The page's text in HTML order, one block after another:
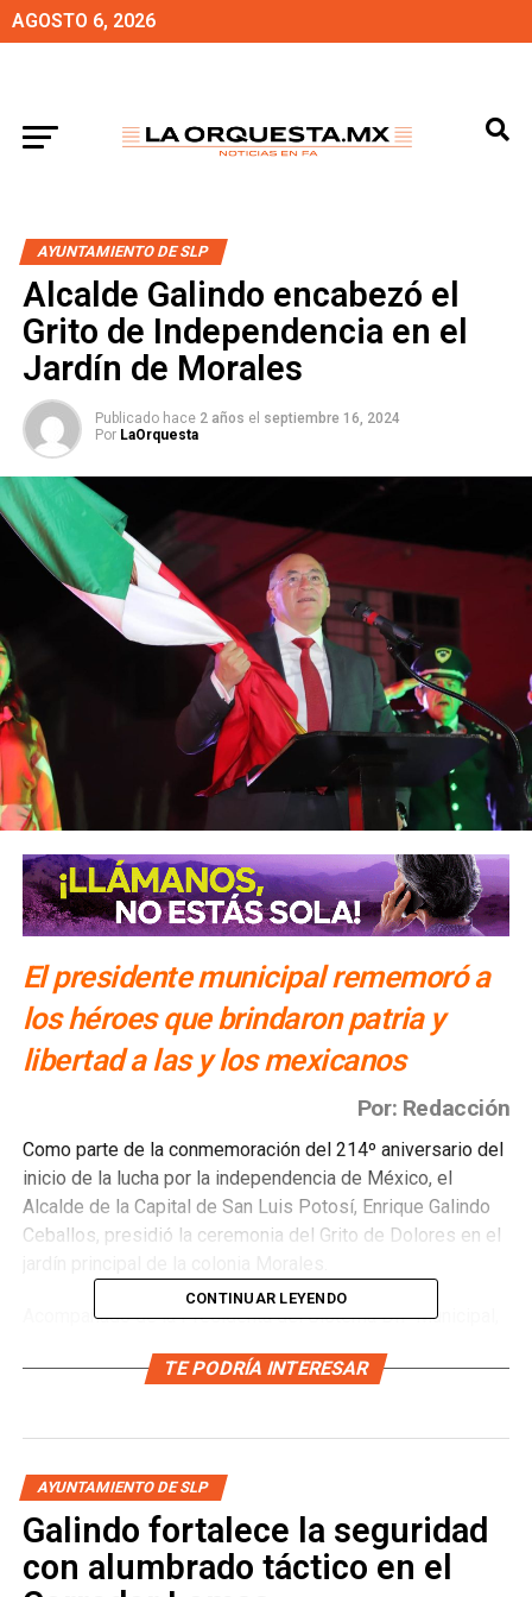
AGOSTO 6, 2026
AYUNTAMIENTO DE SLP
Alcalde Galindo encabezó el
Grito de Independencia en el
Jardín de Morales
Publicado hace 2 años el septiembre 16, 2024
Por LaOrquesta
El presidente municipal rememoró a
los héroes que brindaron patria y
libertad a las y los mexicanos
Por: Redacción
Como parte de la conmemoración del 214º aniversario del
inicio de la lucha por la independencia de México, el
Alcalde de la Capital de San Luis Potosí, Enrique Galindo
Ceballos, presidió la ceremonia del Grito de Dolores en el
Acompañado de la Presidenta del Sistema DIF Municipal,
salientes, además de directores de distintas áreas
Durante su intervención, exclamó las tradicionales arengas
patrióticas: “¡Mexicanos: viva la Independencia nacional!,
¡Vivan los héroes que nos dieron patria y libertad!, ¡Viva
Hidalgo!, ¡Viva Morelos!, ¡Viva Josefa Ortiz de
CONTINUAR LEYENDO
TE PODRÍA INTERESAR
AYUNTAMIENTO DE SLP
Galindo fortalece la seguridad
con alumbrado táctico en el